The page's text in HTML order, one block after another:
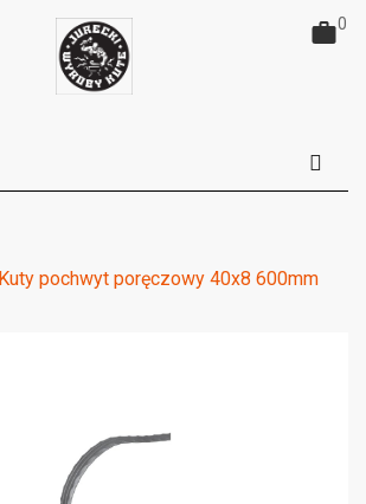
0
Kuty pochwyt poręczowy 40x8 600mm